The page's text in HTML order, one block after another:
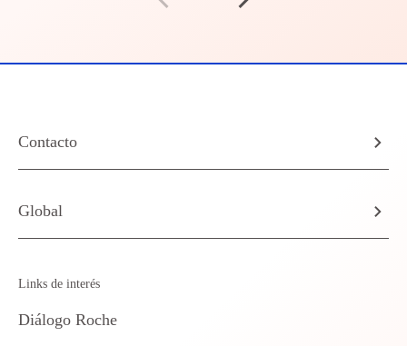
Contacto
Global
Links de interés
Diálogo Roche